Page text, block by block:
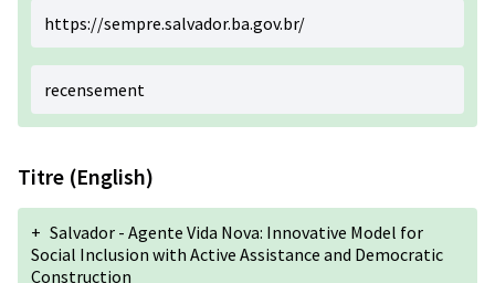
https://sempre.salvador.ba.gov.br/
recensement
Titre (English)
+ Salvador - Agente Vida Nova: Innovative Model for
Social Inclusion with Active Assistance and Democratic
Construction